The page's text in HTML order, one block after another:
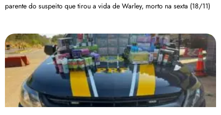
parente do suspeito que tirou a vida de Warley, morto na sexta (18/11)